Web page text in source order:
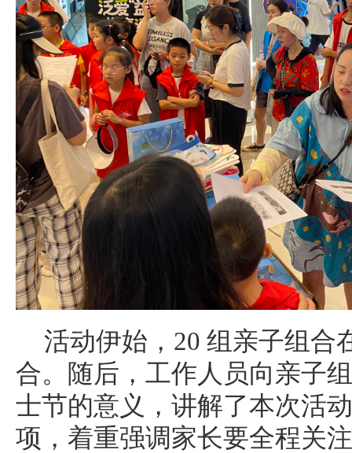
活动伊始，20 组亲子组合
合。随后，工作人员向亲子
士节的意义，讲解了本次活
项，着重强调家长要全程关